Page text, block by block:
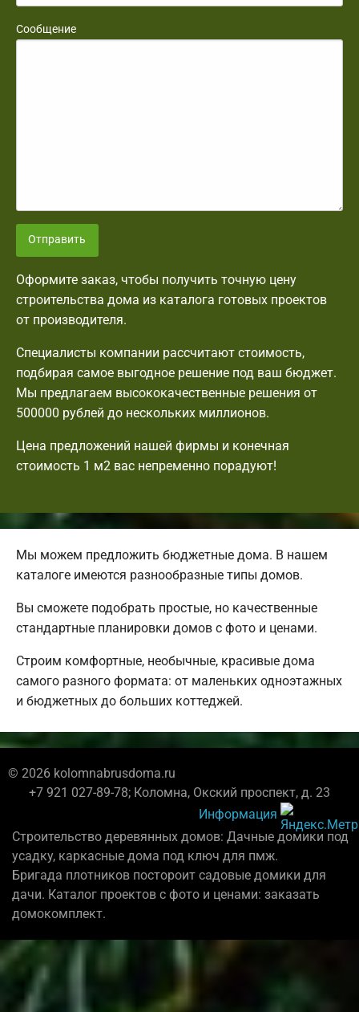
Сообщение
Отправить
Оформите заказ, чтобы получить точную цену
строительства дома из каталога готовых проектов
от производителя.
Специалисты компании рассчитают стоимость,
подбирая самое выгодное решение под ваш бюджет.
Мы предлагаем высококачественные решения от
500000 рублей до нескольких миллионов.
Цена предложений нашей фирмы и конечная
стоимость 1 м2 вас непременно порадуют!
Мы можем предложить бюджетные дома. В нашем
каталоге имеются разнообразные типы домов.
Вы сможете подобрать простые, но качественные
стандартные планировки домов с фото и ценами.
Строим комфортные, необычные, красивые дома
самого разного формата: от маленьких одноэтажных
и бюджетных до больших коттеджей.
© 2026 kolomnabrusdoma.ru
+7 921 027-89-78; Коломна, Окский проспект, д. 23
Информация
Строительство деревянных домов: Дачные домики под
усадку, каркасные дома под ключ для пмж.
Бригада плотников постороит садовые домики для
дачи. Каталог проектов с фото и ценами: заказать
домокомплект.